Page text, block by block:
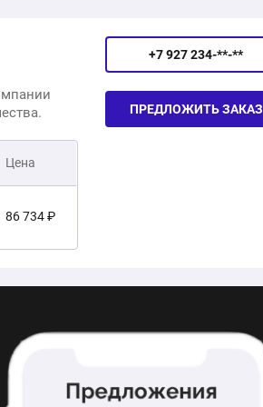
Цена
86 734 ₽
+7 927 234-**-**
ПРЕДЛОЖИТЬ ЗАКАЗ